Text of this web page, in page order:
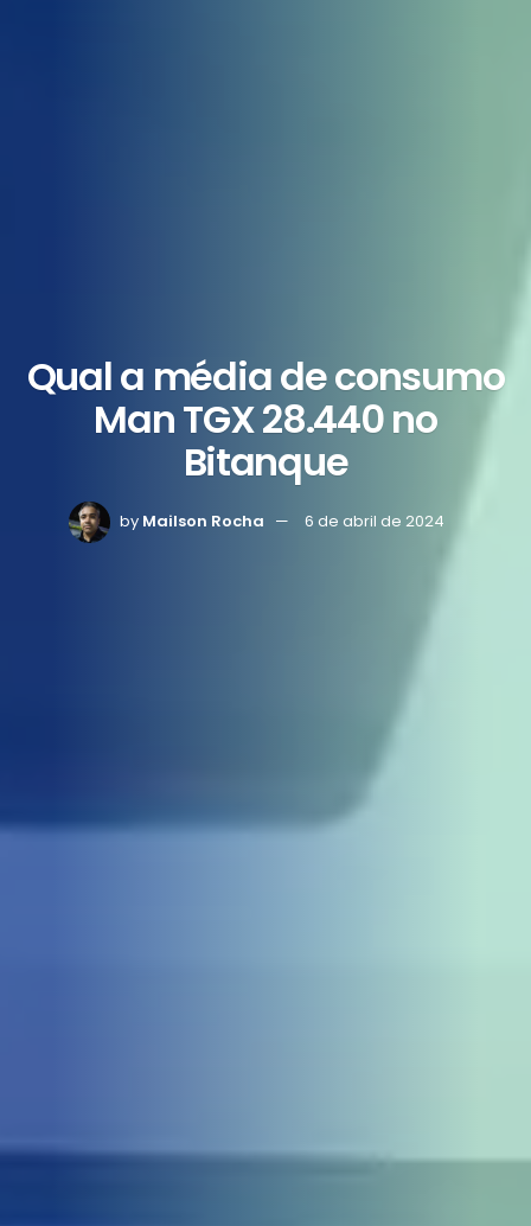
Qual a média de consumo
Man TGX 28.440 no
Bitanque
by Mailson Rocha 6 de abril de 2024